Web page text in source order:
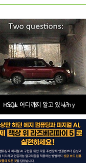
SQL 어디까지 알고 있니?